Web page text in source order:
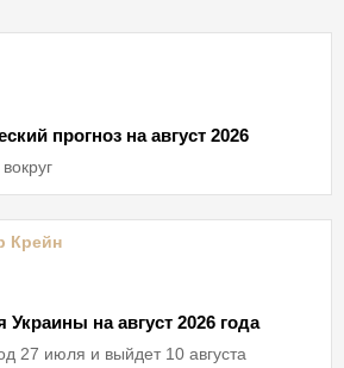
прогноз на август 2026
Крейн
Украины на август 2026 года
27 июля и выйдет 10 августа